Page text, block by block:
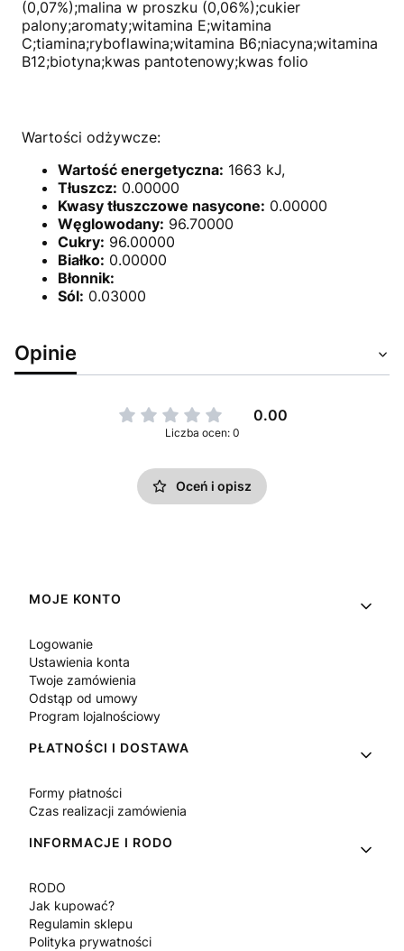
(0,07%);malina w proszku (0,06%);cukier
palony;aromaty;witamina E;witamina
C;tiamina;ryboflawina;witamina B6;niacyna;witamina
B12;biotyna;kwas pantotenowy;kwas folio
Wartości odżywcze:
Wartość energetyczna: 1663 kJ,
Tłuszcz: 0.00000
Kwasy tłuszczowe nasycone: 0.00000
Węglowodany: 96.70000
Cukry: 96.00000
Białko: 0.00000
Błonnik:
Sól: 0.03000
Opinie
0.00
Liczba ocen: 0
Oceń i opisz
Linki w stopce
MOJE KONTO
Logowanie
Ustawienia konta
Twoje zamówienia
Odstąp od umowy
Program lojalnościowy
PŁATNOŚCI I DOSTAWA
Formy płatności
Czas realizacji zamówienia
INFORMACJE I RODO
RODO
Jak kupować?
Regulamin sklepu
Polityka prywatności